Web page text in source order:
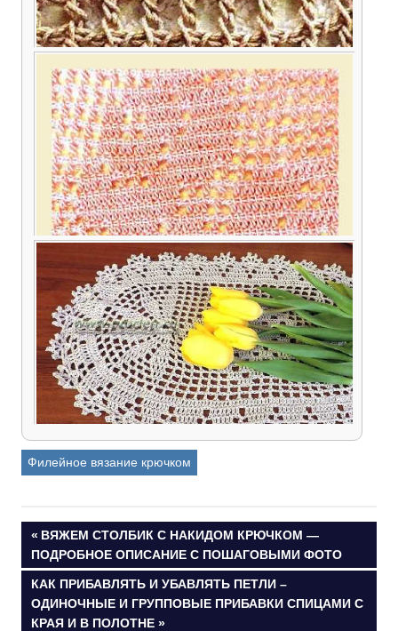
Филейная сетка тунисским крючком
Почти квадратная салфетка
Овальная салфетка крючком — схема и
Филейное вязание крючком
Навигация
по
записям
ПРЕДЫДУЩАЯ
ЗАПИСЬ:
ВЯЖЕМ СТОЛБИК С НАКИДОМ КРЮЧКОМ —
ПОДРОБНОЕ ОПИСАНИЕ С ПОШАГОВЫМИ ФОТО
СЛЕДУЮЩАЯ
ЗАПИСЬ:
КАК ПРИБАВЛЯТЬ И УБАВЛЯТЬ ПЕТЛИ –
ОДИНОЧНЫЕ И ГРУППОВЫЕ ПРИБАВКИ СПИЦАМИ С
КРАЯ И В ПОЛОТНЕ